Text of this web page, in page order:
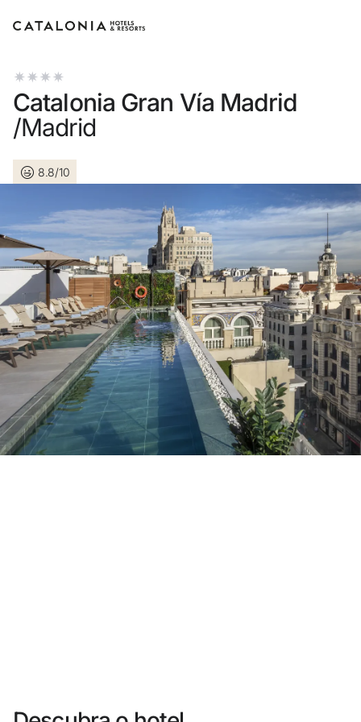
Inicie sessão na sua conta
LOGIN
Esqueceu-se da palavra-passe?
ou utilize uma destas opções
Entre com o Google
Iniciar sessão apenas com e-mail
Você ainda não se cadastrou ?
Criar uma conta
Catalonia Gran Vía Madrid
/Madrid
8.8/10